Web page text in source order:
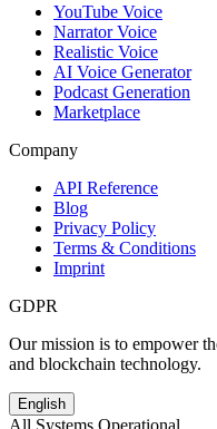
YouTube Voice
Narrator Voice
Realistic Voice
AI Voice Generator
Podcast Generation
Marketplace
Company
API Reference
Blog
Privacy Policy
Terms & Conditions
Imprint
GDPR
Our mission is to empower
and blockchain technology.
English
All Systems Operational